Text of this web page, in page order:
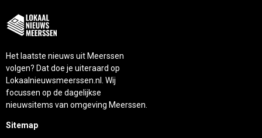
Het laatste nieuws uit Meerssen
volgen? Dat doe je uiteraard op
Lokaalnieuwsmeerssen.nl. Wij
focussen op de dagelijkse
nieuwsitems van omgeving Meerssen.
Sitemap